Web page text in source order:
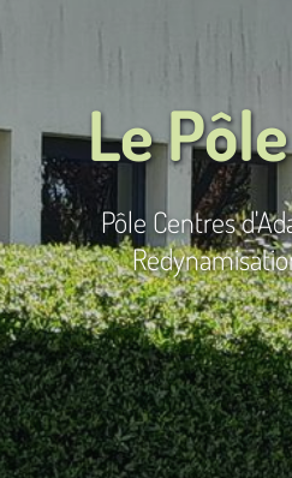
Le
Pôle Centres